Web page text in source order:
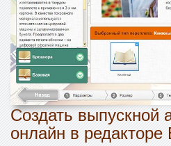
Создать выпускной
онлайн в редакторе